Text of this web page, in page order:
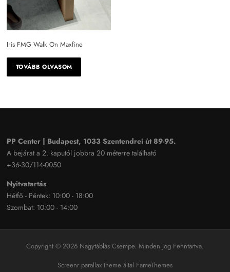
Iris FMG Walk On Maxfine
TOVÁBB OLVASOM
PP Center | Budapest, 1033 Szentendrei út 89-95.
A bejárat a 2. kaputól jobbra 20 méterre található
+36-30/114-0050
Nyitvatartás
Hétfő - Péntek: 10:00 - 18:00
Szombat: 10:00 - 14:00
Copyright © 2026 Nagytáblás Csempe. Minden Jog Fenntartva.
Screenr parallax theme által FameThemes